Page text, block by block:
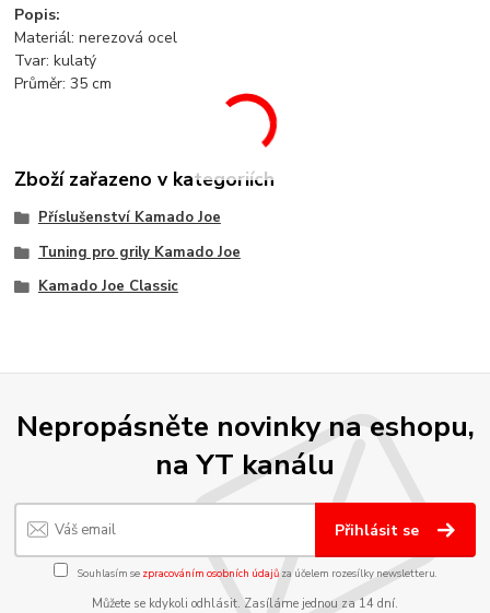
Popis:
Materiál: nerezová ocel
Tvar: kulatý
Průměr: 35 cm
Zboží zařazeno v kategoriích
Příslušenství Kamado Joe
Tuning pro grily Kamado Joe
Kamado Joe Classic
Nepropásněte novinky na eshopu,
na YT kanálu
Přihlásit se
Souhlasím se zpracováním osobních údajůza účelem rozesílky newsletteru.
Můžete se kdykoli odhlásit. Zasíláme jednou za 14 dní.